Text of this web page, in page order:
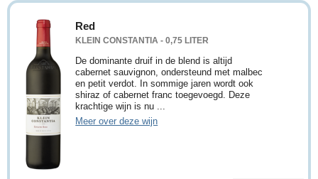
Red
KLEIN CONSTANTIA - 0,75 LITER
De dominante druif in de blend is altijd
cabernet sauvignon, ondersteund met malbec
en petit verdot. In sommige jaren wordt ook
shiraz of cabernet franc toegevoegd. Deze
krachtige wijn is nu ...
Meer over deze wijn